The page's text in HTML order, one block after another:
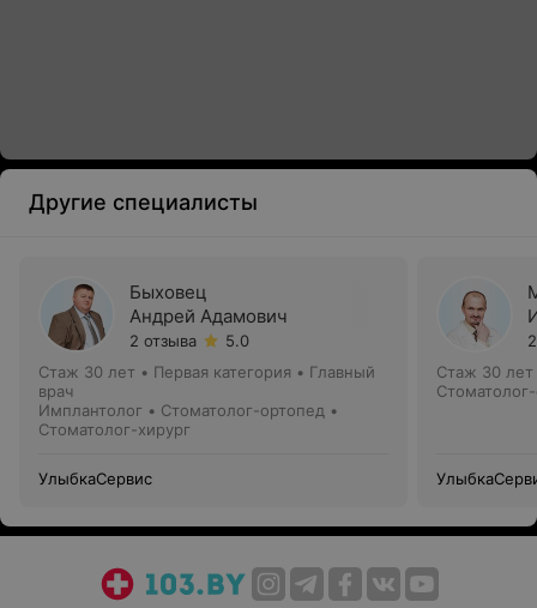
Другие специалисты
Быховец
Андрей Адамович
2 отзыва
5.0
Стаж 30 лет • Первая категория • Главный
врач
Имплантолог • Стоматолог-ортопед •
Стоматолог-хирург
УлыбкаСервис
Стаж 30 лет